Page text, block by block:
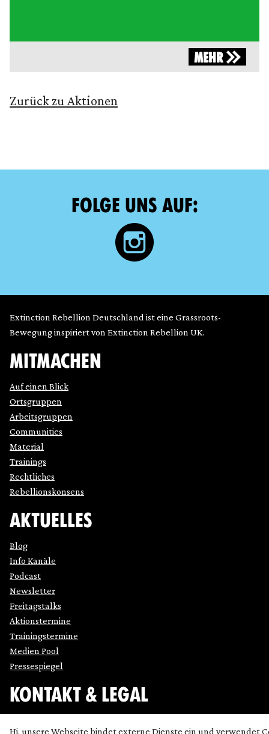
MEHR
Zurück zu Aktionen
FOLGE UNS AUF:
Extinction Rebellion Deutschland ist eine Grassroots-
Bewegung inspiriert von Extinction Rebellion UK.
MITMACHEN
Auf einen Blick
Ortsgruppen
Arbeitsgruppen
Communities
Material
Trainings
Rechtliches
Rebellionskonsens
AKTUELLES
Blog
Info Kanäle
Podcast
Newsletter
Freitagstalks
Aktionstermine
Trainingstermine
Medien Pool
Pressespiegel
KONTAKT & LEGAL
Hi, unsere Webseite bindet externe Dienste ein und verwendet